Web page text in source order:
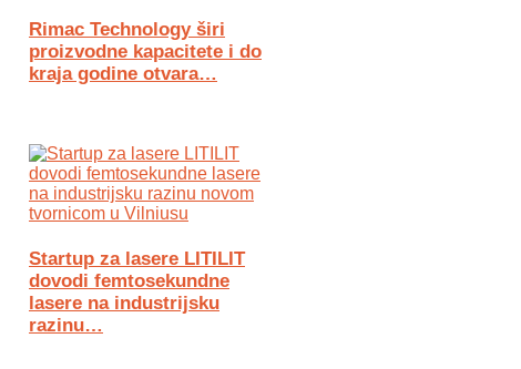
Rimac Technology širi
proizvodne kapacitete i do
kraja godine otvara…
Startup za lasere LITILIT
dovodi femtosekundne
lasere na industrijsku
razinu…